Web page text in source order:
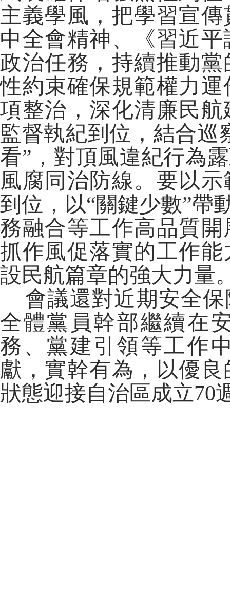
主義學風，把學習宣
中全會精神、《習近
政治任務，持續推動
性約束確保規範權力
項整治，深化清廉民
監督執紀到位，結合巡
看”，對頂風違紀行為
風腐同治防線。要以
到位，以“關鍵少數”帶
務融合等工作高品質
抓作風促落實的工作
設民航篇章的強大力量
會議還對近期安全保
全體黨員幹部繼續在
務、黨建引領等工作
獻，實幹有為，以優
狀態迎接自治區成立70